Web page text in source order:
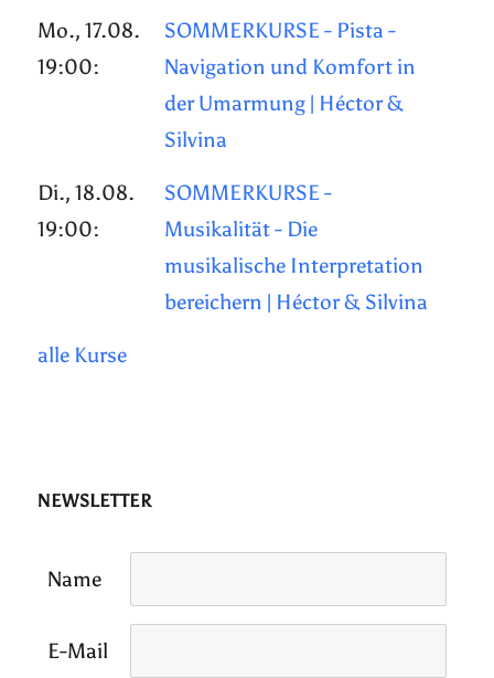
Mo., 17.08.
19:00:
SOMMERKURSE - Pista -
Navigation und Komfort in
der Umarmung | Héctor &
Silvina
Di., 18.08.
19:00:
SOMMERKURSE -
Musikalität - Die
musikalische Interpretation
bereichern | Héctor & Silvina
alle Kurse
NEWSLETTER
Name
E-Mail